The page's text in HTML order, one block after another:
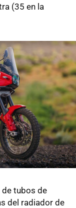
(35 en la
tubos de
del radiador de